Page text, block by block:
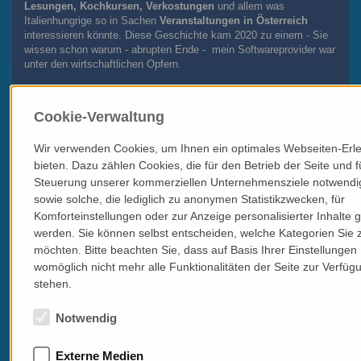
Lesungen, Kochkursen, Verkostungen und allem was
Italienhungrige so in Sachen Veranstaltungen in Österreich
interessieren könnte. Diese Geschichte kam 2020 zu einem - Sie
wissen schon warum - abrupten Ende - mein Softwareprovider war
unter den wirtschaftlichen Opfern.
kommen, daß Sie bei mir nicht im Kalender finden, so bitte ich
Hier geht es zum Veranstaltungskalender
Cookie-Verwaltung
Wir verwenden Cookies, um Ihnen ein optimales Webseiten-
bieten. Dazu zählen Cookies, die für den Betrieb der Seite und
Steuerung unserer kommerziellen Unternehmensziele
sowie solche, die lediglich zu anonymen Statistikzwecken, für
Komforteinstellungen oder zur Anzeige personalisierter Inhalte
werden. Sie können selbst entscheiden, welche Kategorien Sie
möchten. Bitte beachten Sie, dass auf Basis Ihrer Einstellungen
womöglich nicht mehr alle Funktionalitäten der Seite zur
stehen.
Notwendig
Externe Medien